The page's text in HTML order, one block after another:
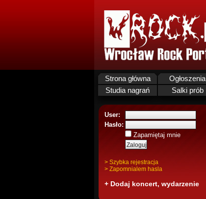
Strona główna Ogłoszenia
Studia nagrań
Salki prób
User:
Hasło:
Zapamiętaj mnie
> Szybka rejestracja
> Zapomnialem hasla
+ Dodaj koncert, wydarzenie